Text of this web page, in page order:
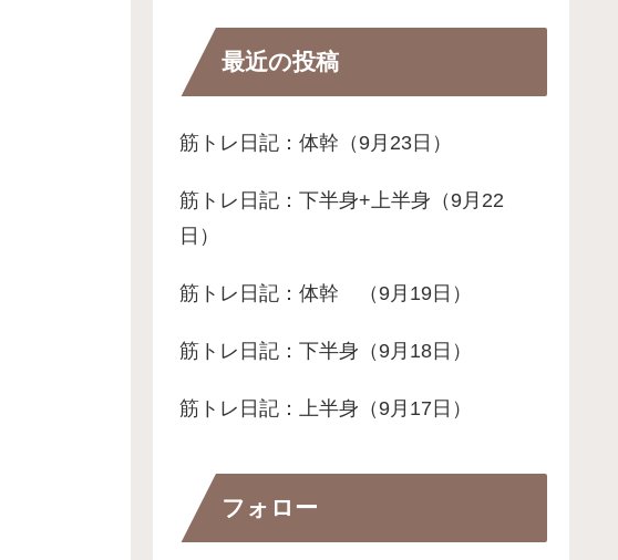
最近の投稿
筋トレ日記：体幹（9月23日）
筋トレ日記：下半身+上半身（9月22
日）
筋トレ日記：体幹 （9月19日）
筋トレ日記：下半身（9月18日）
筋トレ日記：上半身（9月17日）
フォロー